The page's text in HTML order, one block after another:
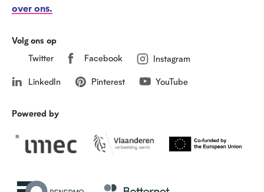
over ons.
Volg ons op
Twitter
Facebook Instagram
LinkedIn Pinterest YouTube
Powered by